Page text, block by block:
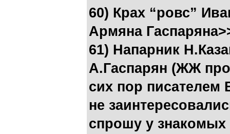
60) Крах “ровс”
Армяна
61) Напарник
А.Гаспарян (ЖЖ
сих пор писателем
не
спрошу у